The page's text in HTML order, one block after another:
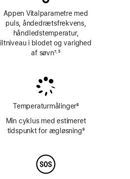
Appen Vitalparametre med
puls, åndedrætsfrekvens,
håndledstemperatur,
iltniveau i blodet og varighed
af søvn7, 5
Temperaturmålinger8
Min cyklus med estimeret
tidspunkt for ægløsning9